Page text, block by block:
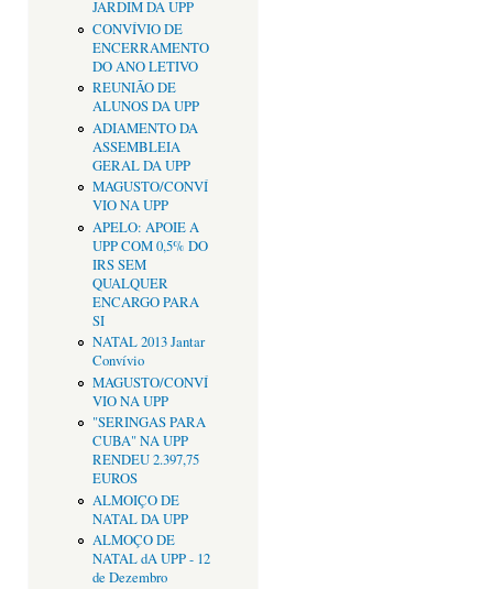
JARDIM DA UPP
CONVÍVIO DE
ENCERRAMENTO
DO ANO LETIVO
REUNIÃO DE
ALUNOS DA UPP
ADIAMENTO DA
ASSEMBLEIA
GERAL DA UPP
MAGUSTO/CONVÍ
VIO NA UPP
APELO: APOIE A
UPP COM 0,5% DO
IRS SEM
QUALQUER
ENCARGO PARA
SI
NATAL 2013 Jantar
Convívio
MAGUSTO/CONVÍ
VIO NA UPP
"SERINGAS PARA
CUBA" NA UPP
RENDEU 2.397,75
EUROS
ALMOIÇO DE
NATAL DA UPP
ALMOÇO DE
NATAL dA UPP - 12
de Dezembro